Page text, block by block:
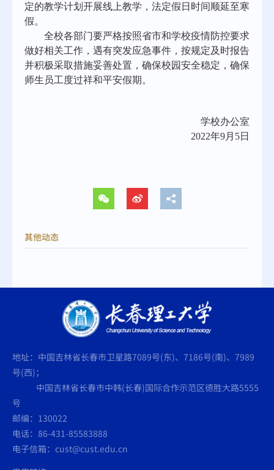
定的教学计划开展线上教学，法定假日时间顺延至寒
假。
全校各部门要严格按照省市和学校疫情防控要求
做好相关工作，遇有突发应急事件，按规定及时报告
并积极采取措施妥善处置，确保校园安全稳定，确保
师生员工度过祥和平安假期。
学校办公室
2022年9月 5日
其他动态
地址：中国吉林省长春市卫星路7089号(东)、7186号(南)、7989
号(西)；
中国吉林省长春市中韩(长春)国际合作示范区德胜大路5555
号
邮编：130022
电话：86-431-85583888
电子信箱：cust@cust.edu.cn